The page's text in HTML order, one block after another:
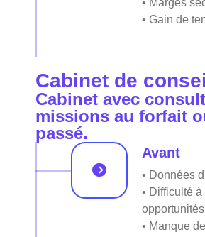
• Marges
• Gain de
Cabinet de
Cabinet avec
missions au forfait
passé.
Avant
• Données
• Difficulté
opportunités
• Manque